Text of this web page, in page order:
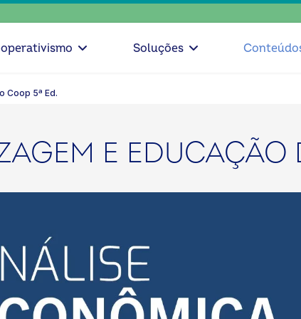
Soluções
Coop 5ª Ed.
E EDUCAÇÃO